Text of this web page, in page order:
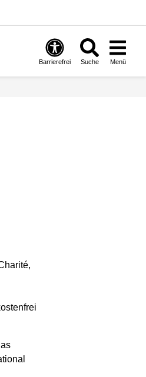
Barrierefrei Suche Menü